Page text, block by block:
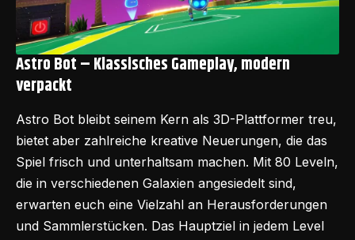
Astro Bot –Klassisches Gameplay, modern
verpackt
Astro Bot bleibt seinem Kern als 3D-Plattformer treu,
bietet aber zahlreiche kreative Neuerungen, die das
Spiel frisch und unterhaltsam machen. Mit 80 Leveln,
die in verschiedenen Galaxien angesiedelt sind,
erwarten euch eine Vielzahl an Herausforderungen
und Sammlerstücken. Das Hauptziel in jedem Level